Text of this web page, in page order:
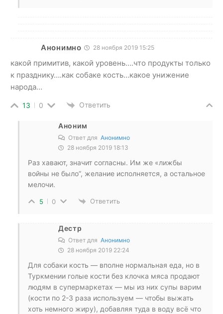
Анонимно 28 ноября 2019 15:25
какой примитив, какой уровень….что продукты только
к празднику….как собаке кость…какое унижение
народа…
13 0 Ответить
Аноним
Ответ для Анонимно
28 ноября 2019 18:13
Раз хавают, значит согласны. Им же «лижбы
войны не было”, желание исполняется, а остальное
мелочи.
5 0 Ответить
Дестр
Ответ для Анонимно
28 ноября 2019 22:24
Для собаки кость — вполне нормальная еда, но в
Туркмении голые кости без клочка мяса продают
людям в супермаркетах — мы из них супы варим
(кости по 2-3 раза используем — чтобы выжать
хоть немного жиру), добавляя туда в воду всё что